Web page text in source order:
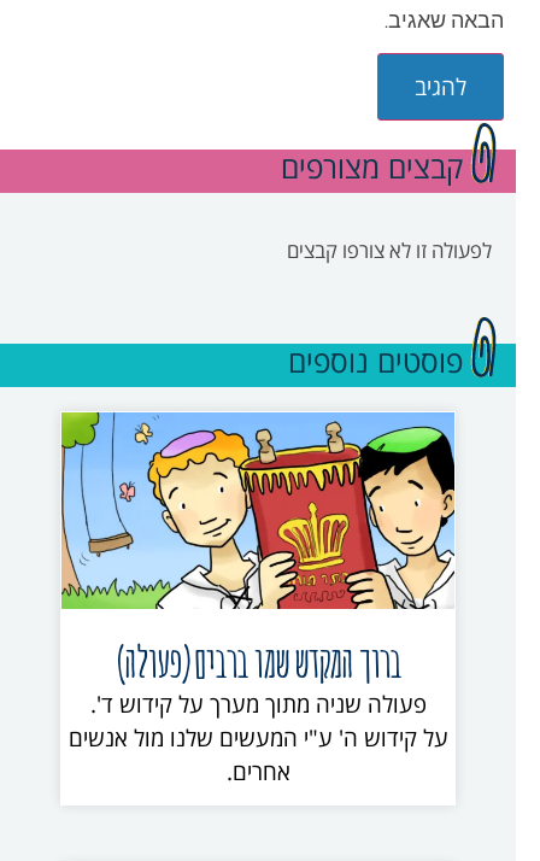
הבאה שאגיב.
קבצים מצורפים
לפעולה זו לא צורפו קבצים
פוסטים נוספים
ברוך המקדש שמו ברבים(פעולה)
פעולה שניה מתוך מערך על קידוש ד'.
על קידוש ה' ע"י המעשים שלנו מול אנשים
אחרים.